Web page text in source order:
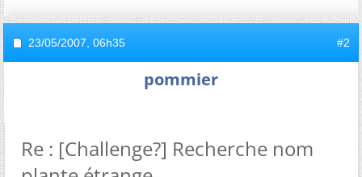
23/05/2007, 06h35 #2
pommier
Re : [Challenge?] Recherche nom